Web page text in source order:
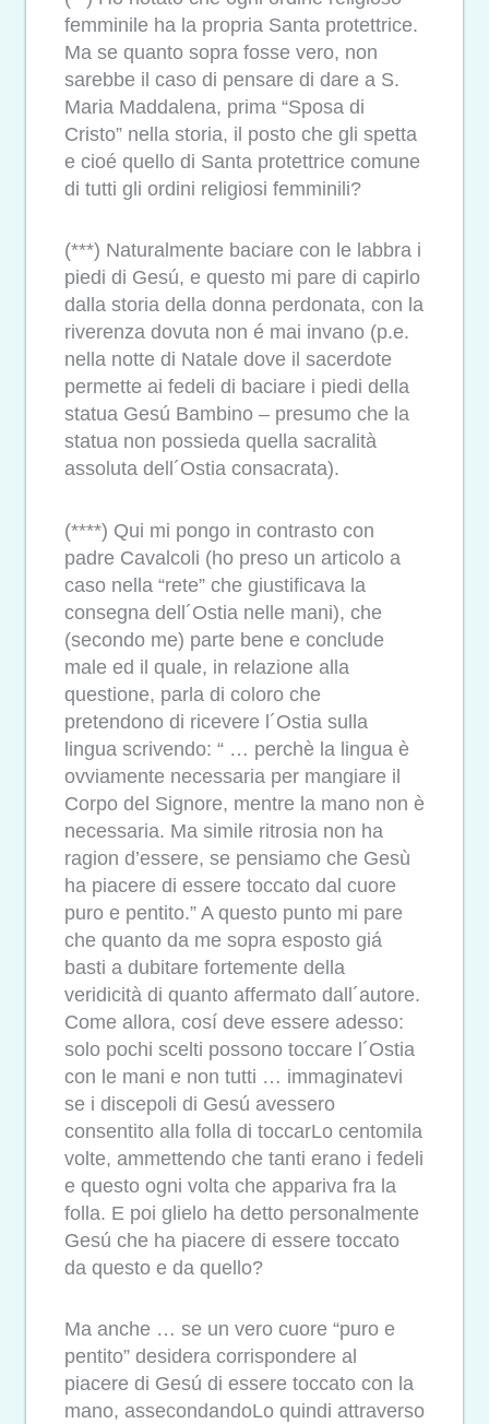
femminile ha la propria Santa protettrice.
Ma se quanto sopra fosse vero, non
sarebbe il caso di pensare di dare a S.
Maria Maddalena, prima “Sposa di
Cristo” nella storia, il posto che gli spetta
e cioé quello di Santa protettrice comune
di tutti gli ordini religiosi femminili?
(***) Naturalmente baciare con le labbra i
piedi di Gesú, e questo mi pare di capirlo
dalla storia della donna perdonata, con la
riverenza dovuta non é mai invano (p.e.
nella notte di Natale dove il sacerdote
permette ai fedeli di baciare i piedi della
statua Gesú Bambino – presumo che la
statua non possieda quella sacralità
assoluta dell´Ostia consacrata).
(****) Qui mi pongo in contrasto con
padre Cavalcoli (ho preso un articolo a
caso nella “rete” che giustificava la
consegna dell´Ostia nelle mani), che
(secondo me) parte bene e conclude
male ed il quale, in relazione alla
questione, parla di coloro che
pretendono di ricevere l´Ostia sulla
lingua scrivendo: “ … perchè la lingua è
ovviamente necessaria per mangiare il
Corpo del Signore, mentre la mano non è
necessaria. Ma simile ritrosia non ha
ragion d’essere, se pensiamo che Gesù
ha piacere di essere toccato dal cuore
puro e pentito.” A questo punto mi pare
che quanto da me sopra esposto giá
basti a dubitare fortemente della
veridicità di quanto affermato dall´autore.
Come allora, cosí deve essere adesso:
solo pochi scelti possono toccare l´Ostia
con le mani e non tutti … immaginatevi
se i discepoli di Gesú avessero
consentito alla folla di toccarLo centomila
volte, ammettendo che tanti erano i fedeli
e questo ogni volta che appariva fra la
folla. E poi glielo ha detto personalmente
Gesú che ha piacere di essere toccato
da questo e da quello?
Ma anche … se un vero cuore “puro e
pentito” desidera corrispondere al
piacere di Gesú di essere toccato con la
mano, assecondandoLo quindi attraverso